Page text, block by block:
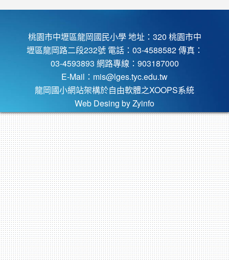
桃園市中壢區龍岡國民小學 地址：320 桃園市中
壢區龍岡路二段232號 電話：03-4588582 傳真：
03-4593893 網路專線：903187000
E-Mail： mis@lges.tyc.edu.tw
龍岡國小網站架構於自由軟體之XOOPS系統
Web Desing by Zyinfo